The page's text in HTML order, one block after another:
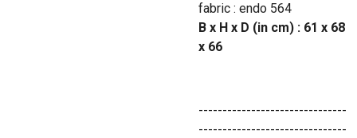
fabric : endo 564
B x H x D (in cm) : 61 x 68
x 66
-------------------------------
-------------------------------